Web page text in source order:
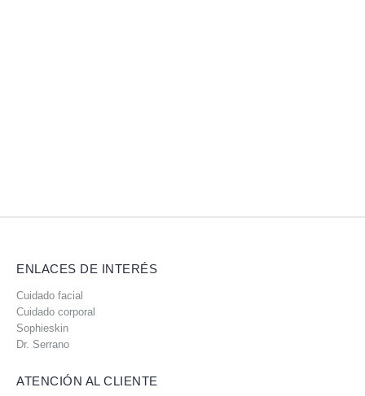
ENLACES DE INTERÉS
Cuidado facial
Cuidado corporal
Sophieskin
Dr. Serrano
ATENCIÓN AL CLIENTE